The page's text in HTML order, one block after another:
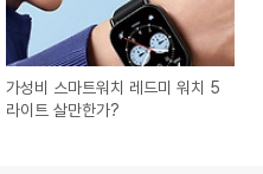
가성비 스마트워치 레드미 워치 5
라이트 살만한가?